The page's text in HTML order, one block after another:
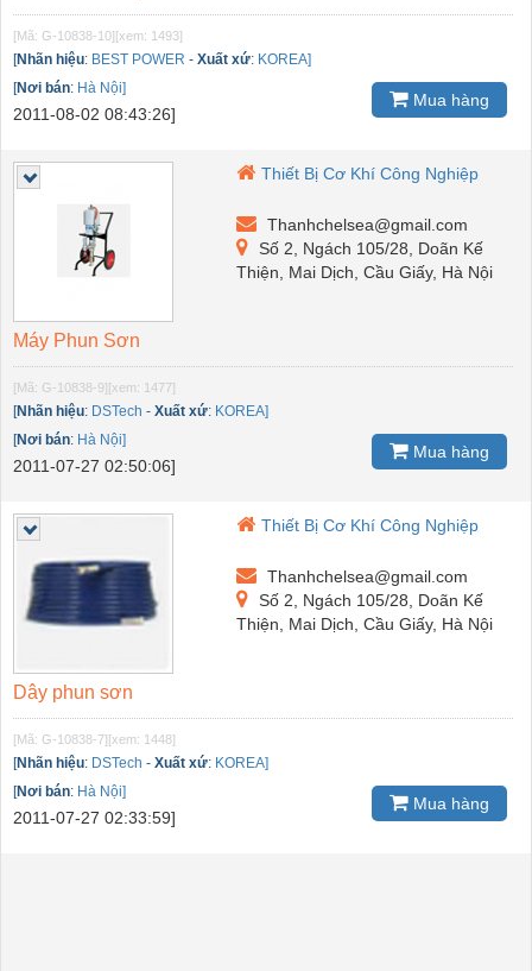
[Mã: G-10838-10][xem: 1493]
[Nhãn hiệu: BEST POWER - Xuất xứ: KOREA]
[Nơi bán: Hà Nội]
2011-08-02 08:43:26]
Mua hàng
Thiết Bị Cơ Khí Công Nghiệp
Thanhchelsea@gmail.com
Số 2, Ngách 105/28, Doãn Kế
Thiện, Mai Dịch, Cầu Giấy, Hà Nội
Máy Phun Sơn
[Mã: G-10838-9][xem: 1477]
[Nhãn hiệu: DSTech - Xuất xứ: KOREA]
[Nơi bán: Hà Nội]
2011-07-27 02:50:06]
Mua hàng
Thiết Bị Cơ Khí Công Nghiệp
Thanhchelsea@gmail.com
Số 2, Ngách 105/28, Doãn Kế
Thiện, Mai Dịch, Cầu Giấy, Hà Nội
Dây phun sơn
[Mã: G-10838-7][xem: 1448]
[Nhãn hiệu: DSTech - Xuất xứ: KOREA]
[Nơi bán: Hà Nội]
2011-07-27 02:33:59]
Mua hàng